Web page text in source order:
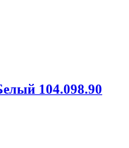
104.098.90